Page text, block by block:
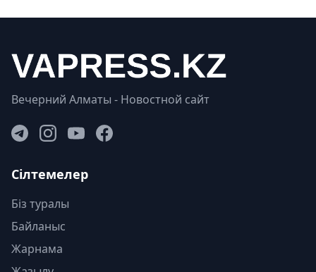
Вечерний Алматы - Новостной сайт
Сілтемелер
Біз туралы
Байланыс
Жарнама